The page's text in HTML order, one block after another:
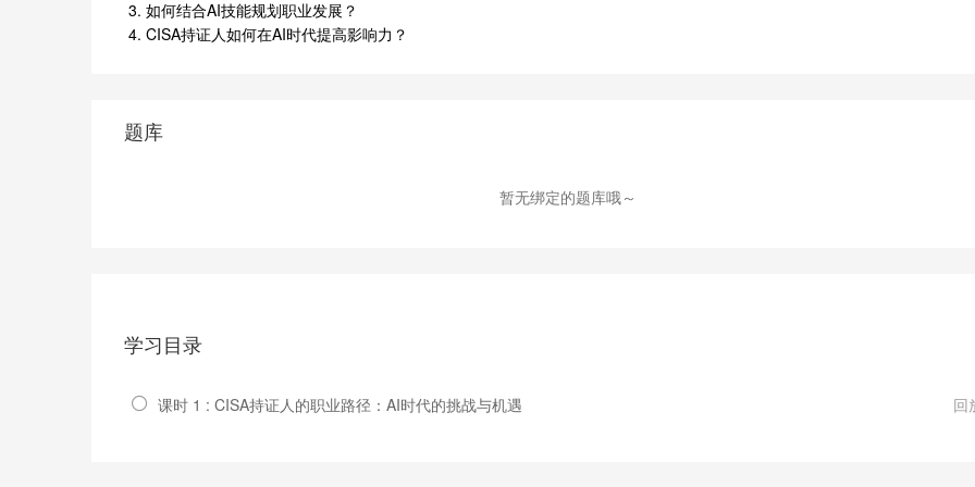
3. 如何结合AI技能规划职业发展？
4. CISA持证人如何在AI时代提高影响力？
题库
暂无绑定的题库哦～
学习目录
课时 1 : CISA持证人的职业路径：AI时代的挑战与机遇 回